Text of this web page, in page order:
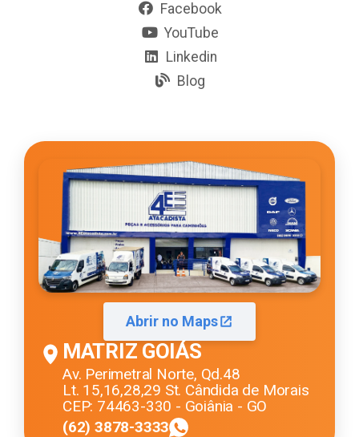
Facebook
YouTube
Linkedin
Blog
Abrir no Maps
MATRIZ GOIÁS
Av. Perimetral Norte, Qd.48
Lt. 15,16,28,29 St. Cândida de Morais
CEP: 74463-330 - Goiânia - GO
(62) 3878-3333